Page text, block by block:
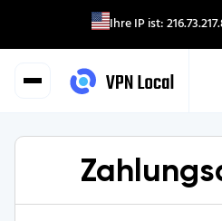
Ihre IP ist: